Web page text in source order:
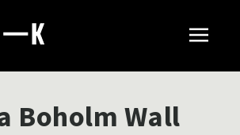
Boholm Wall